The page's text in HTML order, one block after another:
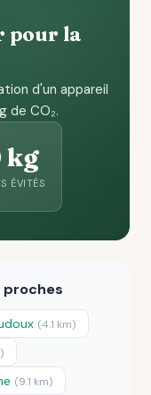
pour la
d'un appareil
de CO₂.
kg
ÉVITÉS
proches
(4.1 km)
(9.1 km)